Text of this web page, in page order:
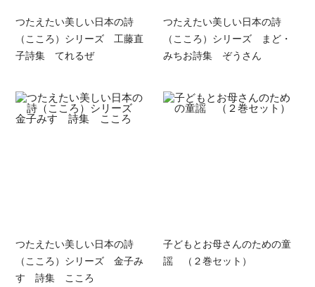
つたえたい美しい日本の詩
（こころ）シリーズ 工藤直
子詩集 てれるぜ
つたえたい美しい日本の詩
（こころ）シリーズ まど・
みちお詩集 ぞうさん
つたえたい美しい日本の詩
（こころ）シリーズ 金子み
すゞ詩集 こころ
子どもとお母さんのための童
謡 （２巻セット）